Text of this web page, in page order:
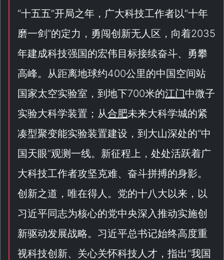
“十五五”开局之年，广大科技工作者以“十年
磨一剑”的定力，勇闯创新无人区，向着2035
年建成科技强国的宏伟目标接续奋斗、勇攀
高峰。从距离地球约400公里的中国空间站
国家太空实验室，到地下700米的江门中微子
实验大科学装置；从合肥未来大科学城的紧
凑型聚变能实验装置建设，到大山深处的“中
国天眼”观测一线。新征程上，处处活跃着广
大科技工作者攻坚克难、奋斗拼搏的身影。
创新之道，唯在得人。党的十八大以来，以
习近平同志为核心的党中央深入推动实施创
新驱动发展战略。习近平总书记始终高度重
视科技创新、关心关怀科技人才，指出“我国